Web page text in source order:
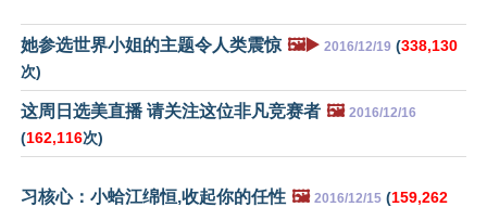
她参选世界小姐的主题令人类震惊 🖼️▶️ 2016/12/19 (338,130
次)
这周日选美直播 请关注这位非凡竞赛者 🖼️ 2016/12/16
(162,116次)
习核心：小蛤江绵恒,收起你的任性 🖼️ 2016/12/15 (159,262